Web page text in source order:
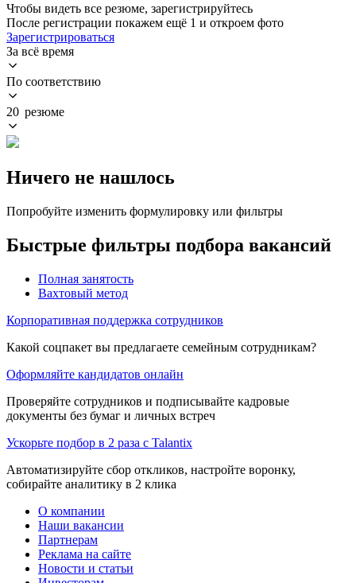
Чтобы видеть все резюме, зарегистрируйтесь
После регистрации покажем ещё 1 и откроем фото
Зарегистрироваться
За всё время
По соответствию
20 резюме
Ничего не нашлось
Попробуйте изменить формулировку или фильтры
Быстрые фильтры подбора вакансий
Полная занятость
Вахтовый метод
Корпоративная поддержка сотрудников
Какой соцпакет вы предлагаете семейным сотрудникам?
Оформляйте кандидатов онлайн
Проверяйте сотрудников и подписывайте кадровые
документы без бумаг и личных встреч
Ускорьте подбор в 2 раза с Talantix
Автоматизируйте сбор откликов, настройте воронку,
собирайте аналитику в 2 клика
О компании
Наши вакансии
Партнерам
Реклама на сайте
Новости и статьи